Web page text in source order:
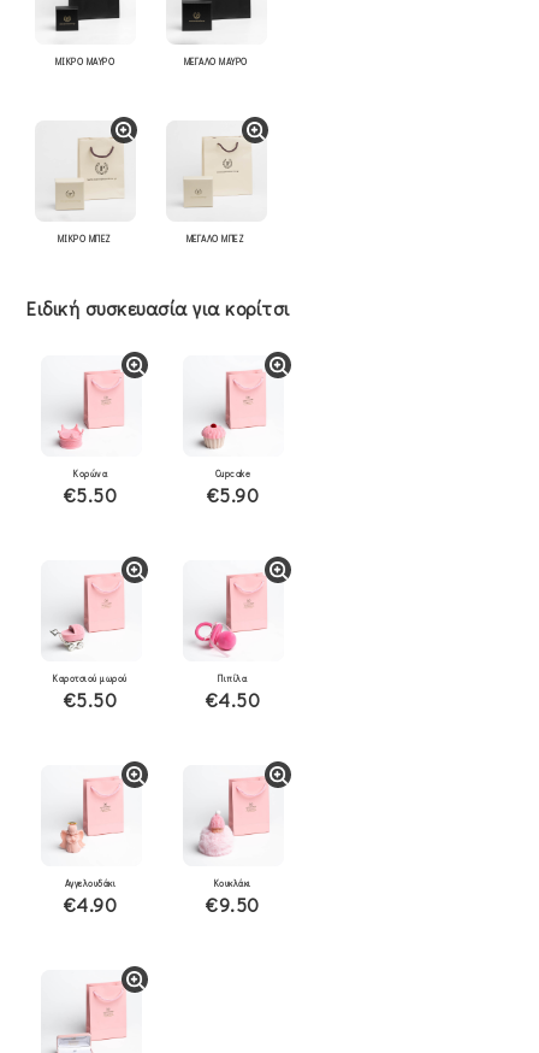
ΜΙΚΡΟ ΜΑΥΡΟ ΜΕΓΑΛΟ ΜΑΥΡΟ
ΜΙΚΡΟ ΜΠΕΖ ΜΕΓΑΛΟ ΜΠΕΖ
Ειδική συσκευασία για κορίτσι
Κορώνα
€5.50
Cupcake
€5.90
Καροτσιού μωρού
€5.50
Πιπίλα
€4.50
Αγγελουδάκι
€4.90
Κουκλάκι
€9.50